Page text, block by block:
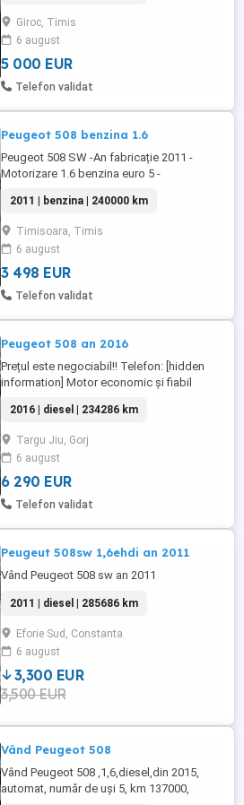
Giroc, Timis
6 august
5 000 EUR
Telefon validat
Peugeot 508 benzina 1.6
Peugeot 508 SW -An fabricație 2011 -
Motorizare 1.6 benzina euro 5 -
Oglinzi electrice încălzite -Senzori parcare
fata spate -Radio-cd cu comenzi volan -
Proiectoare ceață
2011 | benzina | 240000 km
Timisoara, Timis
6 august
3 498 EUR
Telefon validat
Peugeot 508 an 2016
Prețul este negociabil!! Telefon: [hidden
information] Motor economic și fiabil
consum foarte redus, ideal pentru oraș și
drumuri lungi. Performanță suficientă
pentru un condus relaxat și confortabil.
Aspect elegant și dotări exterioare
Caroserie colant ...
2016 | diesel | 234286 km
Targu Jiu, Gorj
6 august
6 290 EUR
Telefon validat
Peugeut 508sw 1,6ehdi an 2011
Vând Peugeot 508 sw an 2011
2011 | diesel | 285686 km
Eforie Sud, Constanta
6 august
3,300 EUR
3,500 EUR
Vând Peugeot 508
Vând Peugeot 508 ,1,6,diesel,din 2015,
automat, număr de uși 5, km 137000,